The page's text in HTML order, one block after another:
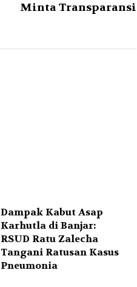
Minta Transparansi
Dampak Kabut Asap
Karhutla di Banjar:
RSUD Ratu Zalecha
Tangani Ratusan Kasus
Pneumonia